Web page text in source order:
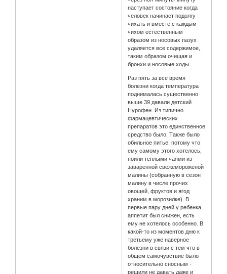
наступает состояние когда
человек начинает подолгу
чихать и вместе с каждым
чихом естественным
образом из носовых пазух
удаляется все содержимое,
таким образом очищая и
бронхи и носовые ходы.
Раз пять за все время
болезни когда температура
поднималась существенно
выше 39 давали детский
Нурофен. Из типично
фармацевтических
препаратов это единственное
средство было. Также было
обильное питье, потому что
ему самому этого хотелось,
поили теплыми чаями из
заваренной свежемороженой
малины (собранную в сезон
малину в числе прочих
овощей, фруктов и ягод
храним в морозилке). В
первые пару дней у ребенка
аппетит был снижен, есть
ему не хотелось особенно. В
какой-то из моментов дню к
третьему уже наверное
болезни в связи с тем что в
общем самочувствие было
относительно сносным -
решили не давать даже и